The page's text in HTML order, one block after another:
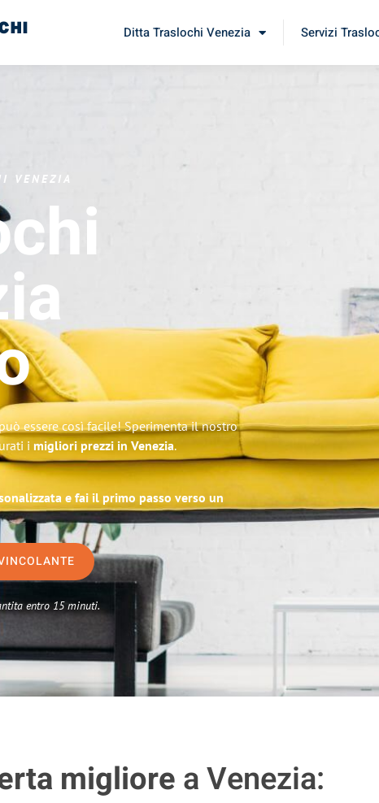
Ditta Traslochi Venezia Servizi
VENEZIA
essere così facile! Sperimenta il nostro
i migliori prezzi in Venezia.
e fai il primo passo verso un
entro 15 minuti.
migliorea Venezia: